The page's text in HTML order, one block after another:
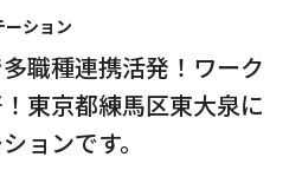
ーション
職種連携活発！ワーク
東京都練馬区東大泉に
ョンです。